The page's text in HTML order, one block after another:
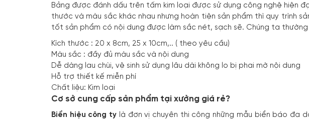
Bảng được đánh dấu trên tấm kim loại được sử dụng công nghệ hiện
thước và màu sắc khác nhau nhưng hoàn tiện sản phẩm thì quy trình
tốt sản phẩm có nội dung được làm sắc nét, sạch sẽ. Chúng ta
Kích thước : 20 x 8cm, 25 x 10cm,.. ( theo yêu cầu)
Màu sắc : đầy đủ màu sắc và nội dung
Dễ dàng lau chùi, vệ sinh sử dụng lâu dài không lo bị phai mờ nội dung
Hỗ trợ thiết kế miễn phí
Chất liệu: Kim loại
Cơ sở cung cấp sản phẩm tại xưởng giá rẻ?
Biển hiệu công ty là đơn vị chuyên thi công những mẫu biển báo đa